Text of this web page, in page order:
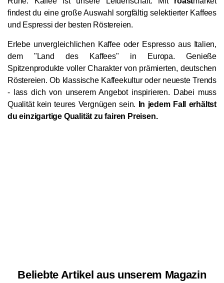
findest du eine große Auswahl sorgfältig selektierter Kaffees
und Espressi der besten Röstereien.
Erlebe unvergleichlichen Kaffee oder Espresso aus Italien,
dem "Land des Kaffees" in Europa. Genieße
Spitzenprodukte voller Charakter von prämierten, deutschen
Röstereien. Ob klassische Kaffeekultur oder neueste Trends
- lass dich von unserem Angebot inspirieren. Dabei muss
Qualität kein teures Vergnügen sein.
In jedem Fall erhältst
du einzigartige Qualität zu fairen Preisen.
Beliebte Artikel aus unserem Magazin